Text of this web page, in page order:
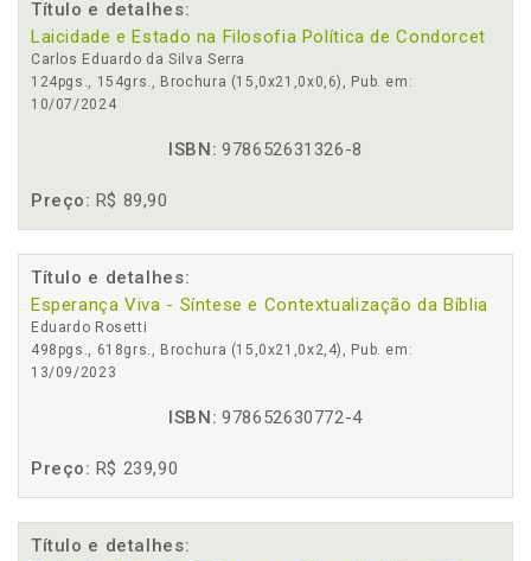
Título e detalhes:
Laicidade e Estado na Filosofia Política de Condorcet
Carlos Eduardo da Silva Serra
124pgs., 154grs., Brochura (15,0x21,0x0,6), Pub. em:
10/07/2024
ISBN: 978652631326-8
Preço: R$ 89,90
Título e detalhes:
Esperança Viva - Síntese e Contextualização da Bíblia
Eduardo Rosetti
498pgs., 618grs., Brochura (15,0x21,0x2,4), Pub. em:
13/09/2023
ISBN: 978652630772-4
Preço: R$ 239,90
Título e detalhes: